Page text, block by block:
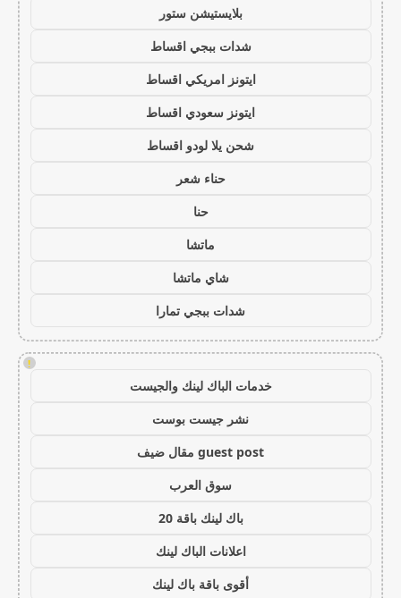
بلايستيشن ستور
شدات ببجي اقساط
ايتونز امريكي اقساط
ايتونز سعودي اقساط
شحن يلا لودو اقساط
حناء شعر
حنا
ماتشا
شاي ماتشا
شدات ببجي تمارا
!
خدمات الباك لينك والجيست
نشر جيست بوست
guest post مقال ضيف
سوق العرب
باك لينك باقة 20
اعلانات الباك لينك
أقوى باقة باك لينك